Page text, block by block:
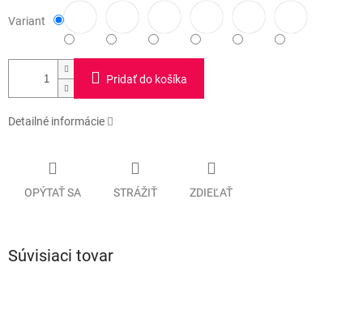
Variant
Pridať do košíka
Detailné informácie
OPÝTAŤ SA STRÁŽIŤ ZDIEĽAŤ
Súvisiaci tovar